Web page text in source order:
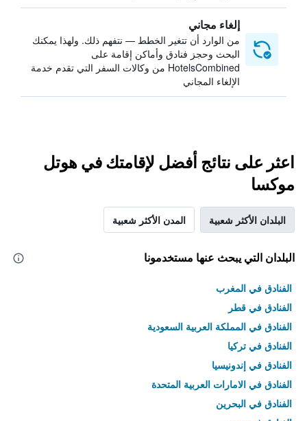
إلغاء مجاني
من الوارد أن تتغير الخطط — نتفهم ذلك. ولهذا يمكنك
البحث وحجز فنادق وأماكن إقامة على
HotelsCombined من وكالات السفر التي تقدم خدمة
الإلغاء المجاني
اعثر على نتائج أفضل لإقامتك في هوتل
موكسا
البلدان الأكثر شعبية المدن الأكثر شعبية
البلدان التي يبحث عنها مستخدمونا
الفنادق في المغرب
الفنادق في قطر
الفنادق في المملكة العربية السعودية
الفنادق في تركيا
الفنادق في إندونيسيا
الفنادق في الامارات العربية المتحدة
الفنادق في البحرين